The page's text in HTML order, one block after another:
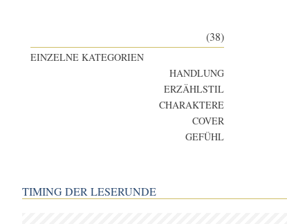
(38)
EINZELNE KATEGORIEN
HANDLUNG
ERZÄHLSTIL
CHARAKTERE
COVER
GEFÜHL
TIMING DER LESERUNDE